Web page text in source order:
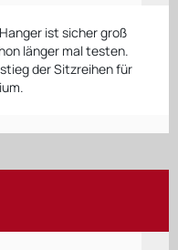
ist sicher groß
länger mal testen.
der Sitzreihen für